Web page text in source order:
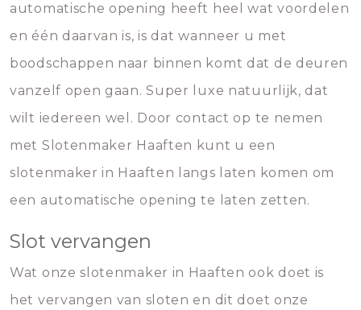
automatische opening heeft heel wat voordelen
en één daarvan is, is dat wanneer u met
boodschappen naar binnen komt dat de deuren
vanzelf open gaan. Super luxe natuurlijk, dat
wilt iedereen wel. Door contact op te nemen
met Slotenmaker Haaften kunt u een
slotenmaker in Haaften langs laten komen om
een automatische opening te laten zetten.
Slot vervangen
Wat onze slotenmaker in Haaften ook doet is
het vervangen van sloten en dit doet onze